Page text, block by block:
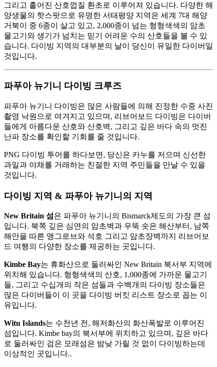
그리고 흩어진 산호껍질 환초로 이루어져 있습니다. 다양한 해
양생물의 핫스팟으로 유명한 서태평양 지역은 세계 7대 해양
거북이 중 6종이 살고 있고, 2,000종이 넘는 형형색색의 암초
물고기와 생기가 넘치는 믿기 어려운 수의 산호들을 볼 수 있
습니다. 다이빙 지역의 대부분의 날이 당신이 유일한 다이버일
것입니다.
파푸아 뉴기니 다이빙 크루즈
파푸아 뉴기니 다이빙은 많은 사람들에 의해 진정한 수중 사진
촬영 낙원으로 여겨지고 있으며, 리브어보드 다이빙은 다이버
들에게 아름다운 산호와 산호벽, 그리고 깊은 바다 속의 멋진
난파 장소를 확인할 기회를 줄 것입니다.
PNG 다이빙 투어를 하다보면, 당신은 카누를 저으며 신선한
과일과 야채를 거래하는 친절한 지역 주민들을 만날 수 있을
것입니다.
다이빙 지역 & 파푸아 뉴기니의 지역
New Britain 섬 은 파푸아 뉴기니의 Bismarck제도의 가장 큰 섬
입니다. 북쪽 깊은 심연의 암초벽과 우뚝 솟은 해산부터, 남쪽
해안을 따른 맹그로브와 석호 그리고 암초장벽까지 리브어보
드 여행의 다양한 장소를 제공하는 곳입니다.
Kimbe Bay는 휴화산으로 둘러싸인 New Britain 북서부 지역에
위치해 있습니다. 형형색색의 산호, 1,000종에 가까운 물고기
들, 그리고 수십개의 작은 섬들과 수백개의 다이빙 장소들은
많은 다이버들이 이 곳을 다이빙 버킷 리스트 장소로 꼽는 이
유입니다.
Witu Islands는 수천년 전, 해저화산의 화산폭발로 이루어진
섬입니다. Kimbe bay의 북서부에 위치하고 있으며, 깊은 바다
로 둘러싸인 검은 모래섬은 밤낮 가릴 것 없이 다이빙하는데
이상적인 곳입니다..